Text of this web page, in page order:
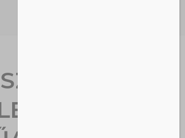
A